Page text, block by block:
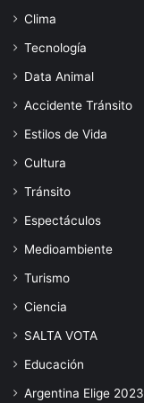
Clima
Tecnología
Data Animal
Accidente Tránsito
Estilos de Vida
Cultura
Tránsito
Espectáculos
Medioambiente
Turismo
Ciencia
SALTA VOTA
Educación
Argentina Elige 2023